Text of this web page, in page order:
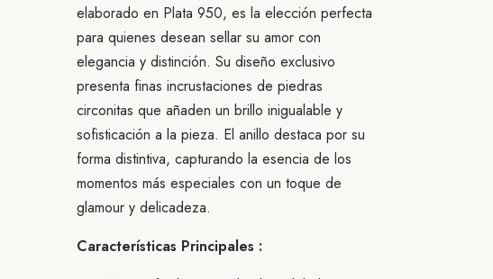
elaborado en Plata 950, es la elección perfecta
para quienes desean sellar su amor con
elegancia y distinción. Su diseño exclusivo
presenta finas incrustaciones de piedras
circonitas que añaden un brillo inigualable y
sofisticación a la pieza. El anillo destaca por su
forma distintiva, capturando la esencia de los
momentos más especiales con un toque de
glamour y delicadeza.
Características Principales :